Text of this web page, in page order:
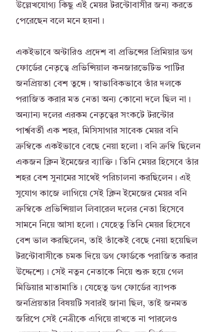
উল্লেখযোগ্য কিছু এই মেয়র টরন্টোবাসীর জন্য করতে
পেরেছেন বলে মনে হয়না।
একইভাবে অন্টারিও প্রদেশ বা প্রভিন্সের প্রিমিয়ার ডগ
ফোর্ডের নেতৃত্বে প্রভিন্সিয়াল কনজারভেটিভ পার্টির
জনপ্রিয়তা বেশ তুঙ্গে। স্বাভাবিকভাবে তাঁর দলকে
পরাজিত করার মত নেতা অন্য কোনো দলে ছিল না।
অন্যান্য দলের এরকম নেতৃত্বের সংকটে টরন্টোর
পার্শ্ববর্তী এক শহর, মিসিসাগার সাবেক মেয়র বনি
ক্রম্বিকে একইভাবে বেছে নেয়া হলো। বনি ক্রম্বি ছিলেন
একজন ক্লিন ইমেজের ব্যাক্তি। তিনি মেয়র হিসেবে তাঁর
শহর বেশ সুনামের সাথেই পরিচালনা করছিলেন। এই
সুযোগ কাজে লাগিয়ে সেই ক্লিন ইমেজের মেয়র বনি
ক্রম্বিকে প্রভিন্সিয়াল লিবারেল দলের নেতা হিসেবে
সামনে নিয়ে আসা হলো। যেহেতু তিনি মেয়র হিসেবে
বেশ ভাল করছিলেন, তাই তাঁকেই বেছে নেয়া হয়েছিল
টরন্টোবাসীকে চমক দিয়ে ডগ ফোর্ডকে পরাজিত করার
উদ্দেশ্যে। সেই নতুন নেতাকে নিয়ে শুরু হয়ে গেল
মিডিয়ার মাতামাতি। যেহেতু ডগ ফোর্ডের ব্যাপক
জনপ্রিয়তার বিষয়টি সবারই জানা ছিল, তাই জনমত
জরিপে সেই নেত্রীকে এগিয়ে রাখতে না পারলেও